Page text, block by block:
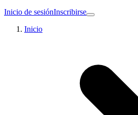
Inicio de sesiónInscribirse
Inicio